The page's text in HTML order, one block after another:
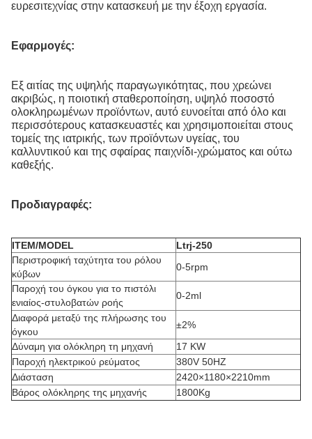
ευρεσιτεχνίας στην κατασκευή με την έξοχη εργασία.
Εφαρμογές:
Εξ αιτίας της υψηλής παραγωγικότητας, που χρεώνει
ακριβώς, η ποιοτική σταθεροποίηση, υψηλό ποσοστό
ολοκληρωμένων προϊόντων, αυτό ευνοείται από όλο και
περισσότερους κατασκευαστές και χρησιμοποιείται στους
τομείς της ιατρικής, των προϊόντων υγείας, του
καλλυντικού και της σφαίρας παιχνίδι-χρώματος και ούτω
καθεξής.
Προδιαγραφές:
ITEM/MODEL
Ltrj-250
Περιστροφική ταχύτητα του ρόλου
κύβων
0-5rpm
Παροχή του όγκου για το πιστόλι
ενιαίος-στυλοβατών ροής
0-2ml
Διαφορά μεταξύ της πλήρωσης του
όγκου
±2%
Δύναμη για ολόκληρη τη μηχανή
17 KW
Παροχή ηλεκτρικού ρεύματος
380V 50HZ
Διάσταση
2420×1180×2210mm
Βάρος ολόκληρης της μηχανής
1800Kg